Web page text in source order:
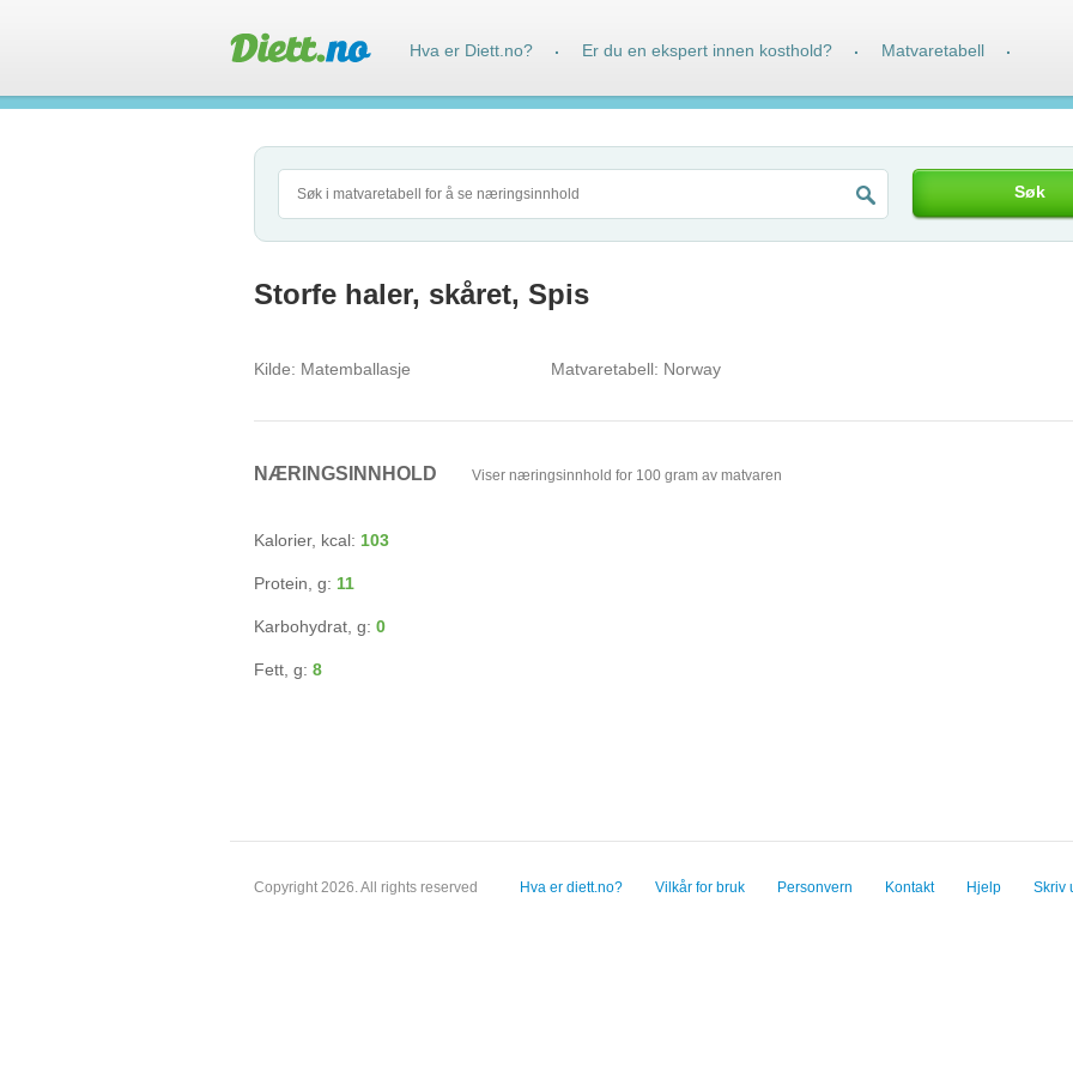
Søk
Storfe haler, skåret, Spis
Kilde: Matemballasje Matvaretabell: Norway
NÆRINGSINNHOLD Viser næringsinnhold for 100 gram av matvaren
Kalorier, kcal: 103
Protein, g: 11
Karbohydrat, g: 0
Fett, g: 8
Copyright 2026. All rights reserved Hva er diett.no? Vilkår for bruk Personvern Kontakt Hjelp Skriv
Hva er Diett.no? · Er du en ekspert innen kosthold? · Matvaretabell ·